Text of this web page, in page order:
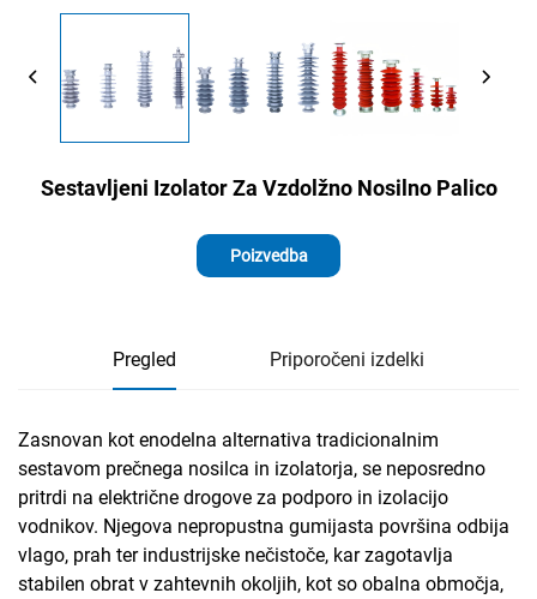
Sestavljeni Izolator Za Vzdolžno Nosilno Palico
Poizvedba
Pregled Priporočeni izdelki
Zasnovan kot enodelna alternativa tradicionalnim
sestavom prečnega nosilca in izolatorja, se neposredno
pritrdi na električne drogove za podporo in izolacijo
vodnikov. Njegova nepropustna gumijasta površina odbija
vlago, prah ter industrijske nečistoče, kar zagotavlja
stabilen obrat v zahtevnih okoljih, kot so obalna območja,